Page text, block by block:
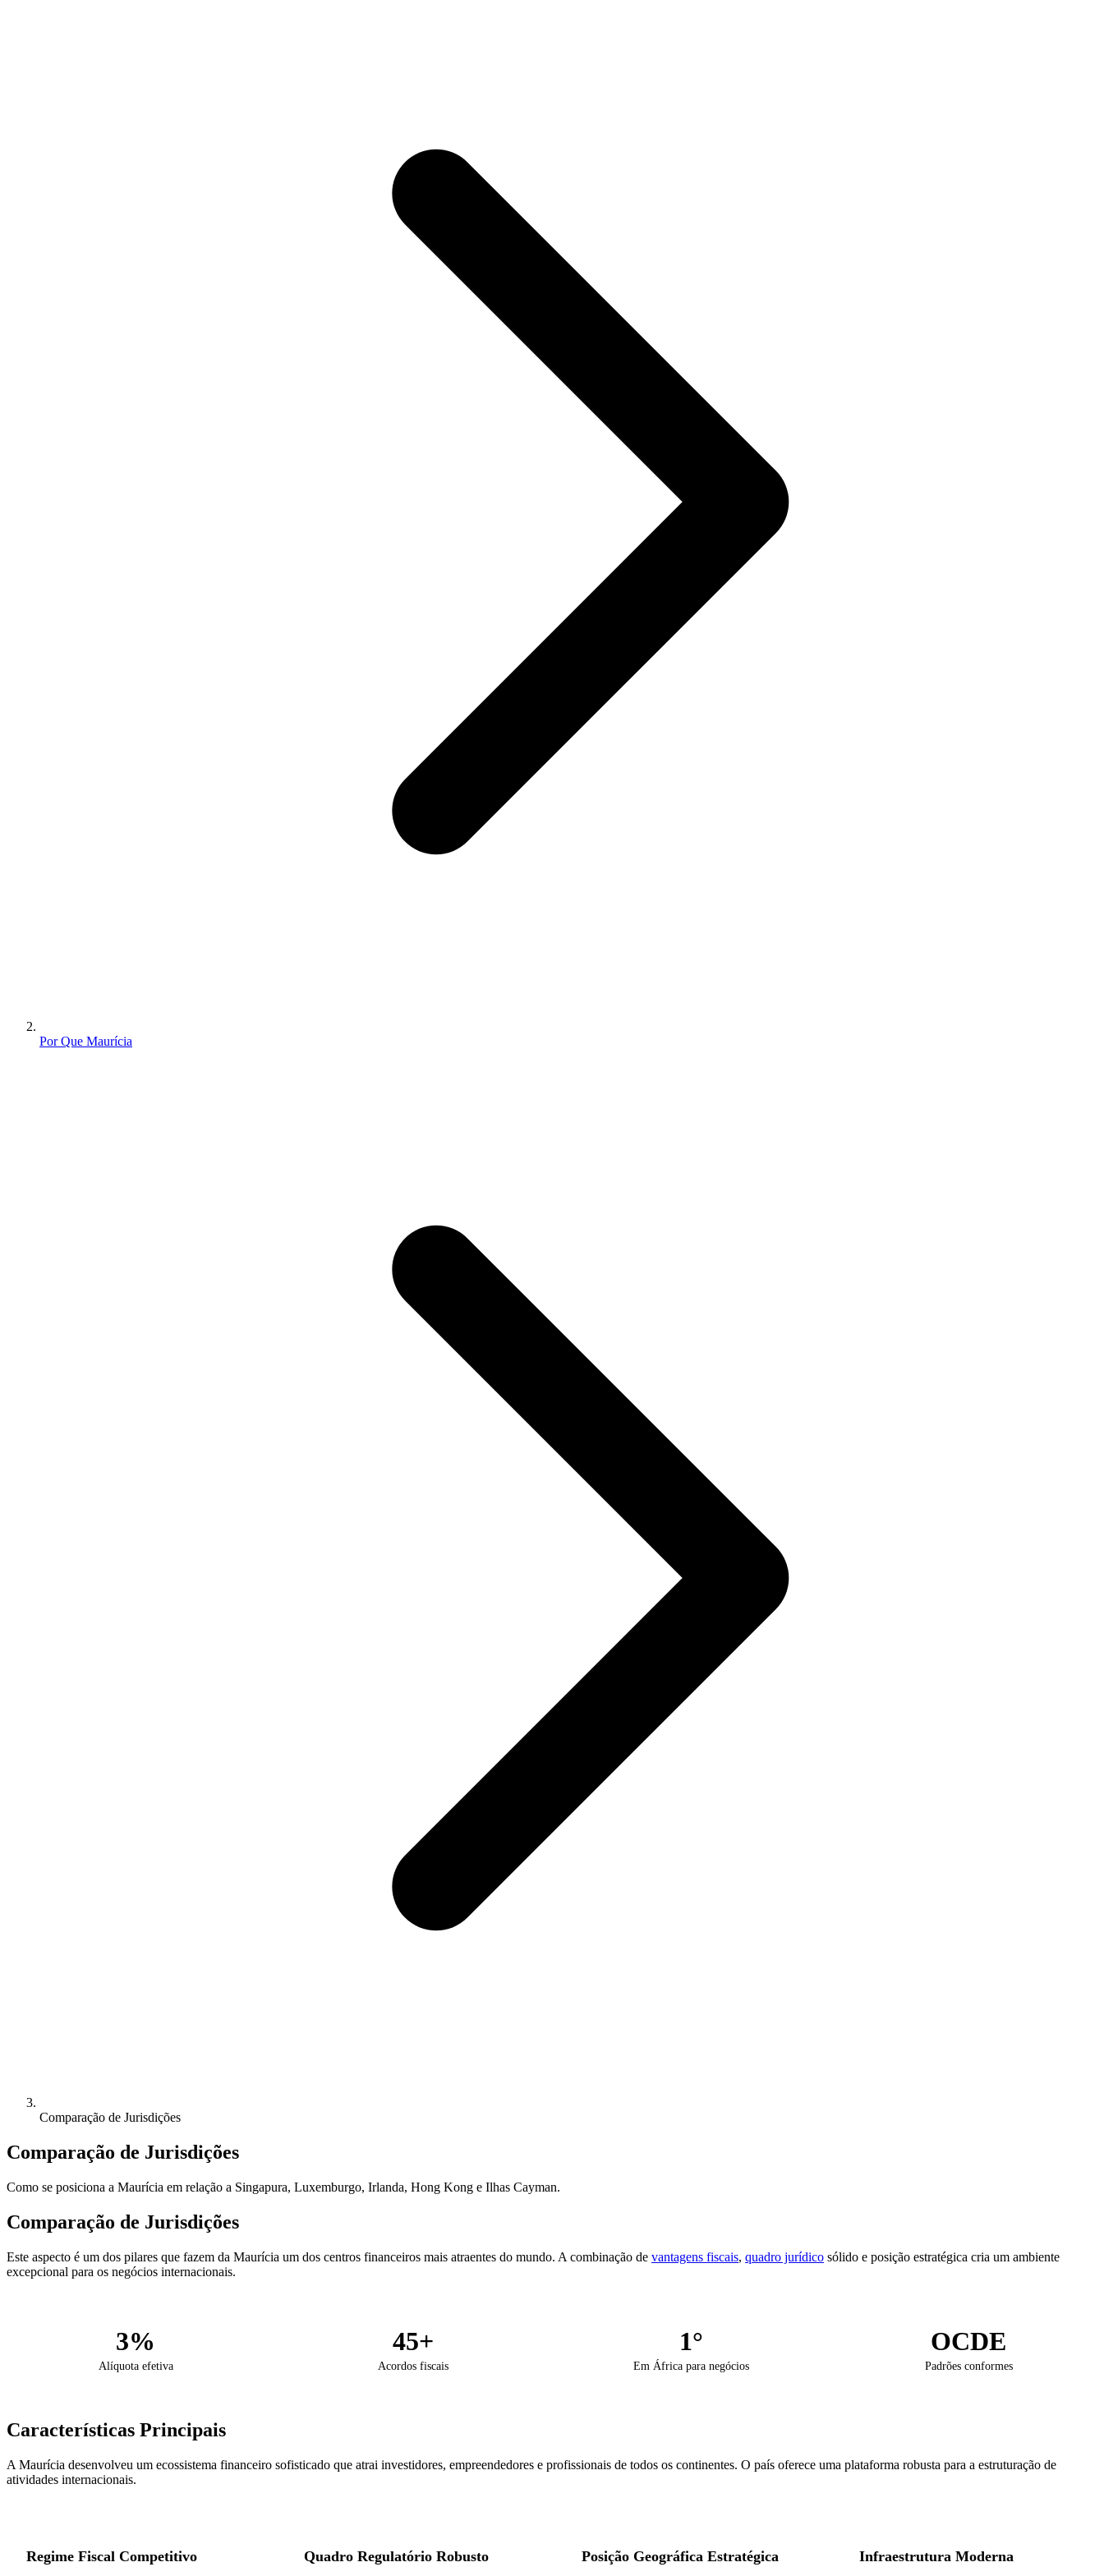
Por Que Maurícia
Comparação de Jurisdições
Comparação de Jurisdições
Como se posiciona a Maurícia em relação a Singapura, Luxemburgo, Irlanda, Hong Kong e Ilhas Cayman.
Comparação de Jurisdições
Este aspecto é um dos pilares que fazem da Maurícia um dos centros financeiros mais atraentes do mundo. A combinação de vantagens fiscais, quadro jurídico sólido e posição estratégica cria um ambiente
excepcional para os negócios internacionais.
3%
Alíquota efetiva
45+
Acordos fiscais
1°
Em África para negócios
OCDE
Padrões conformes
Características Principais
A Maurícia desenvolveu um ecossistema financeiro sofisticado que atrai investidores, empreendedores e profissionais de todos os continentes. O país oferece uma plataforma robusta para a estruturação de
atividades internacionais.
Regime Fiscal Competitivo Quadro Regulatório Robusto Posição Geográfica Estratégica Infraestrutura Moderna